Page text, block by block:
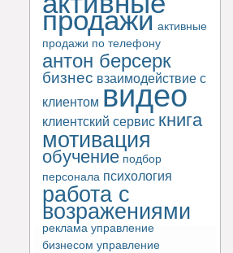
продажи активные
продажи по телефону
антон берсерк
бизнес взаимодействие с
клиентом видео
клиентский сервис книга
мотивация
обучение подбор
персонала психология
работа с
возражениями
реклама управление
бизнесом управление